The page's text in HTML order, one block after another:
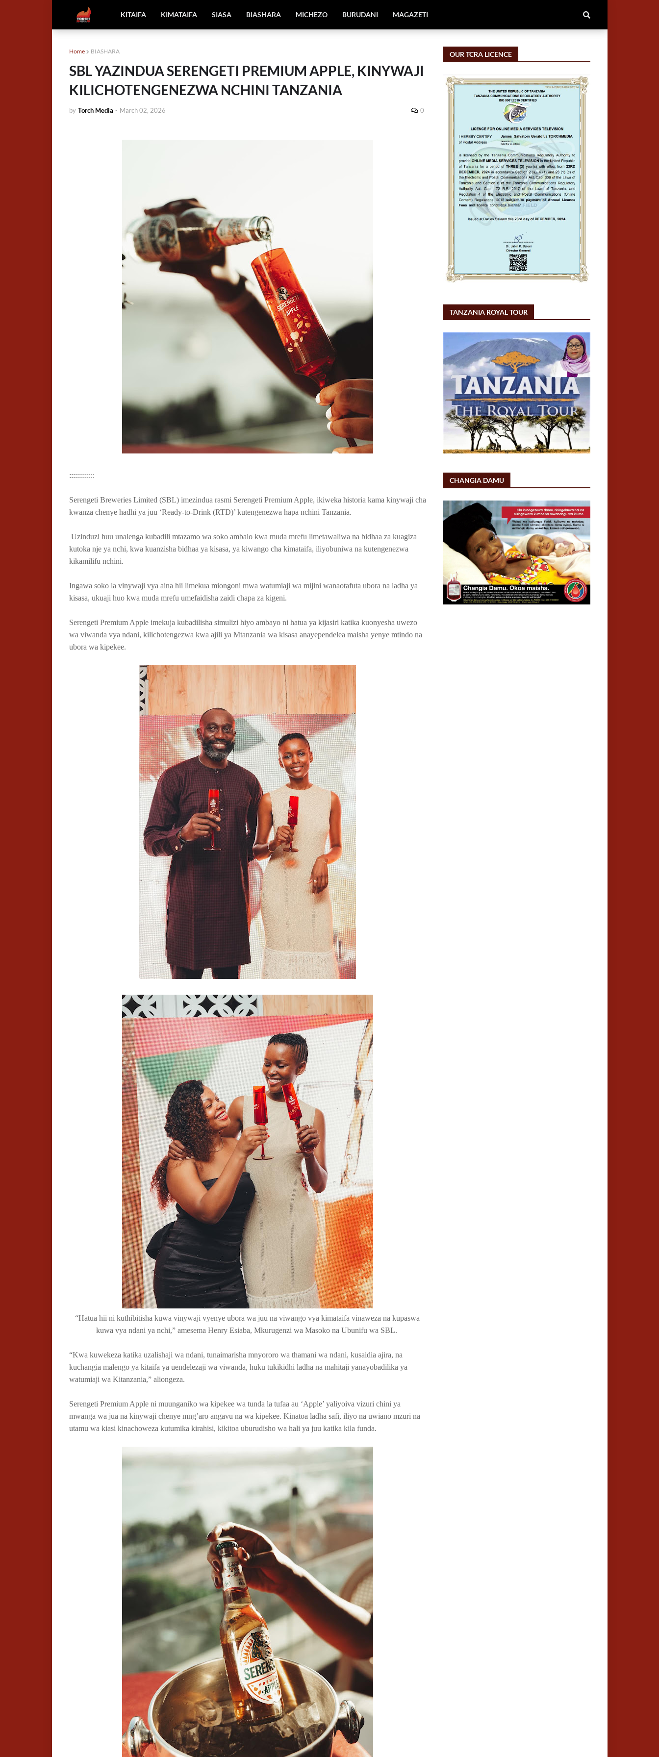
KITAIFA KIMATAIFA SIASA BIASHARA MICHEZO BURUDANI MAGAZETI
Home BIASHARA
SBL YAZINDUA SERENGETI PREMIUM APPLE, KINYWAJI
KILICHOTENGENEZWA NCHINI TANZANIA
by Torch Media - March 02, 2026 0
:::::::::::::
Serengeti Breweries Limited (SBL) imezindua rasmi Serengeti Premium Apple, ikiweka historia kama kinywaji cha
kwanza chenye hadhi ya juu ‘Ready-to-Drink (RTD)’ kutengenezwa hapa nchini Tanzania.
Uzinduzi huu unalenga kubadili mtazamo wa soko ambalo kwa muda mrefu limetawaliwa na bidhaa za kuagiza
kutoka nje ya nchi, kwa kuanzisha bidhaa ya kisasa, ya kiwango cha kimataifa, iliyobuniwa na kutengenezwa
kikamilifu nchini.
Ingawa soko la vinywaji vya aina hii limekua miongoni mwa watumiaji wa mijini wanaotafuta ubora na ladha ya
kisasa, ukuaji huo kwa muda mrefu umefaidisha zaidi chapa za kigeni.
Serengeti Premium Apple imekuja kubadilisha simulizi hiyo ambayo ni hatua ya kijasiri katika kuonyesha uwezo
wa viwanda vya ndani, kilichotengezwa kwa ajili ya Mtanzania wa kisasa anayependelea maisha yenye mtindo na
ubora wa kipekee.
“Hatua hii ni kuthibitisha kuwa vinywaji vyenye ubora wa juu na viwango vya kimataifa vinaweza na kupaswa
kuwa vya ndani ya nchi,” amesema Henry Esiaba, Mkurugenzi wa Masoko na Ubunifu wa SBL.
“Kwa kuwekeza katika uzalishaji wa ndani, tunaimarisha mnyororo wa thamani wa ndani, kusaidia ajira, na
kuchangia malengo ya kitaifa ya uendelezaji wa viwanda, huku tukikidhi ladha na mahitaji yanayobadilika ya
watumiaji wa Kitanzania,” aliongeza.
Serengeti Premium Apple ni muunganiko wa kipekee wa tunda la tufaa au ‘Apple’ yaliyoiva vizuri chini ya
mwanga wa jua na kinywaji chenye mng’aro angavu na wa kipekee. Kinatoa ladha safi, iliyo na uwiano mzuri na
utamu wa kiasi kinachoweza kutumika kirahisi, kikitoa uburudisho wa hali ya juu katika kila funda.
OUR TCRA LICENCE
TANZANIA ROYAL TOUR
CHANGIA DAMU